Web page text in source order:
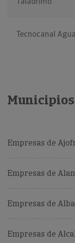
Tecnocanal Agua
Empresas de
Empresas de
Empresas de
Empresas de